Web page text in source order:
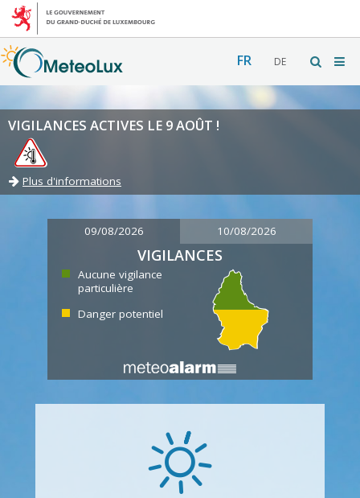
FR DE
VIGILANCES ACTIVES LE 9 AOÛT !
Plus d'informations
09/08/2026 10/08/2026
VIGILANCES
Aucune vigilance
particulière
Danger potentiel